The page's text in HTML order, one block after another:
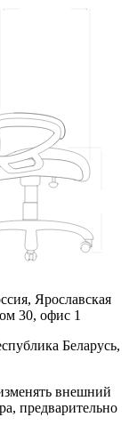
Ярославская
30, офис 1
Беларусь,
внешний
предварительно